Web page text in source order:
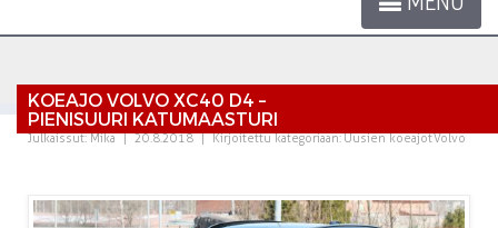
KOEAJO VOLVO XC40 D4 –
PIENISUURI KATUMAASTURI
Julkaissut:Mika | 20.8.2018 | Kirjoitettu kategoriaan:Uusien koeajotVolvo